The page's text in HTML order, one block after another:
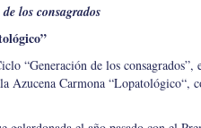
los consagrados
“Generación de los
Azucena Carmona “Lopatológico“,